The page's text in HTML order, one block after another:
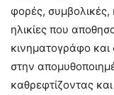
φορές,
ηλικίες που
κινηματογράφο και
στην
καθρεφτίζοντας